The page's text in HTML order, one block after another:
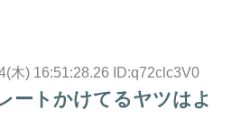
木) 16:51:28.26 ID:q72clc3V0
ートかけてるヤツはよ